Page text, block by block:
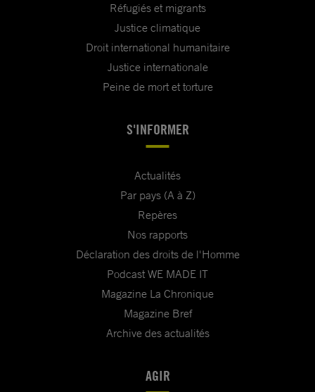
Réfugiés et migrants
Justice climatique
Droit international humanitaire
Justice internationale
Peine de mort et torture
S'INFORMER
Actualités
Par pays (A à Z)
Repères
Nos rapports
Déclaration des droits de l'Homme
Podcast WE MADE IT
Magazine La Chronique
Magazine Bref
Archive des actualités
AGIR